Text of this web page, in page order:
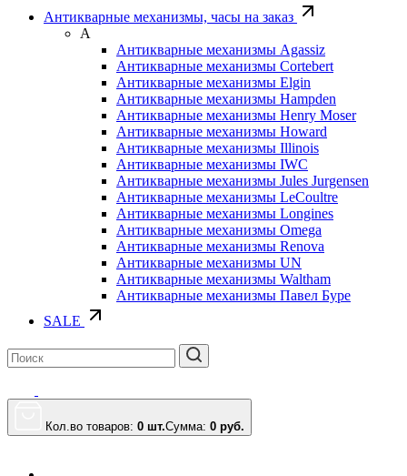
Антикварные механизмы, часы на заказ
А
Антикварные механизмы Agassiz
Антикварные механизмы Cortebert
Антикварные механизмы Elgin
Антикварные механизмы Hampden
Антикварные механизмы Henry Moser
Антикварные механизмы Howard
Антикварные механизмы Illinois
Антикварные механизмы IWC
Антикварные механизмы Jules Jurgensen
Антикварные механизмы LeCoultre
Антикварные механизмы Longines
Антикварные механизмы Omega
Антикварные механизмы Renova
Антикварные механизмы UN
Антикварные механизмы Waltham
Антикварные механизмы Павел Буре
SALE
Кол.во товаров: 0 шт.Сумма: 0 руб.